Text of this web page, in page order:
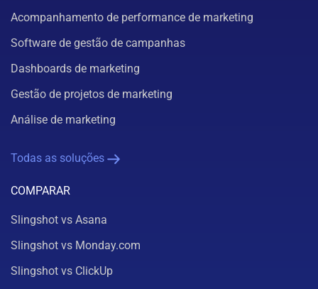
Acompanhamento de performance de marketing
Software de gestão de campanhas
Dashboards de marketing
Gestão de projetos de marketing
Análise de marketing
Todas as soluções
COMPARAR
Slingshot vs Asana
Slingshot vs Monday.com
Slingshot vs ClickUp